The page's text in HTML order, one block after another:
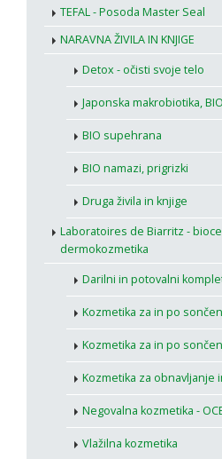
TEFAL - Posoda Master Seal
NARAVNA ŽIVILA IN KNJIGE
Detox - očisti svoje telo
Japonska makrobiotika,
BIO supehrana
BIO namazi, prigrizki
Druga živila in knjige
Laboratoires de Biarritz -
dermokozmetika
Darilni in potovalni
Kozmetika za in po
Kozmetika za in po
Kozmetika za obnavljanje
Negovalna kozmetika -
Vlažilna kozmetika